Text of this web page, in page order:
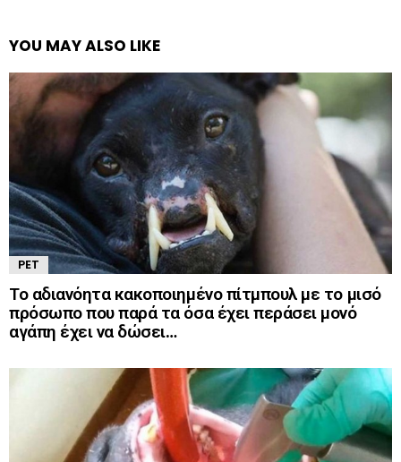
YOU MAY ALSO LIKE
PET
Το αδιανόητα κακοποιημένο πίτμπουλ με το μισό
πρόσωπο που παρά τα όσα έχει περάσει μονό
αγάπη έχει να δώσει…